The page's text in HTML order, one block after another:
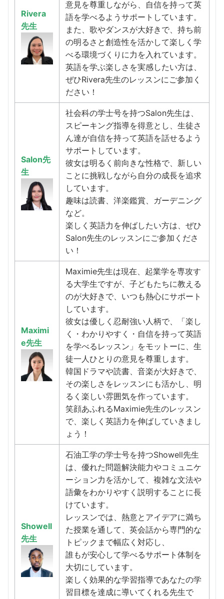
Rivera
先生
意見を尊重しながら、自信を持って英
語を学べるようサポートしています。
また、歌やダンスが大好きで、持ち前
の明るさと創造性を活かして楽しく学
べる環境づくりに力を入れています。
英語を学ぶ楽しさを実感したい方は、
ぜひRivera先生のレッスンにご参加く
ださい！
Salon先
生
社会科の学士号を持つSalon先生は、
スピーキング指導を得意とし、生徒さ
ん達が自信を持って英語を話せるよう
サポートしています。
彼女は明るく前向きな性格で、新しい
ことに挑戦しながら自分の成長を追求
しています。
趣味は読書、洋楽鑑賞、ガーデニング
など。
楽しく英語力を伸ばしたい方は、ぜひ
Salon先生のレッスンにご参加くださ
い！
Maximi
e先生
Maximie先生は現在、起業学を専攻す
る大学生ですが、子どもたちに教える
のが大好きで、いつも熱心にサポート
しています。
彼女は優しく忍耐強い人柄で、「楽し
く・わかりやすく・自信を持って英語
を学べるレッスン」をモットーに、生
徒一人ひとりの意見を尊重します。
韓国ドラマや読書、音楽が大好きで、
その楽しさをレッスンにも活かし、明
るく楽しい雰囲気を作っています。
笑顔あふれるMaximie先生のレッスン
で、楽しく英語力を伸ばしていきまし
ょう！
Showell
先生
石油工学の学士号を持つShowell先生
は、優れた問題解決能力やコミュニケ
ーション力を活かして、複雑な文法や
語彙をわかりやすく説明することに長
けています。
レッスンでは、熱意とアイデアに満ち
た授業を通して、英会話から専門的な
トピックまで幅広く対応し、
誰もが安心して学べるサポート体制を
大切にしています。
楽しく効果的な学習指導であなたの学
習目標を達成に導いてくれる先生で